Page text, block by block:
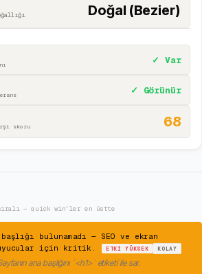
Doğal (Bezier)
✓ Var
✓ Görünür
skoru 68
— quick win'ler en üstte
başlığı bulunamadı — SEO ve ekran
için kritik.
ETKIYÜKSEK KOLAY
ana başlığını `<h1>` etiketi ile sar.